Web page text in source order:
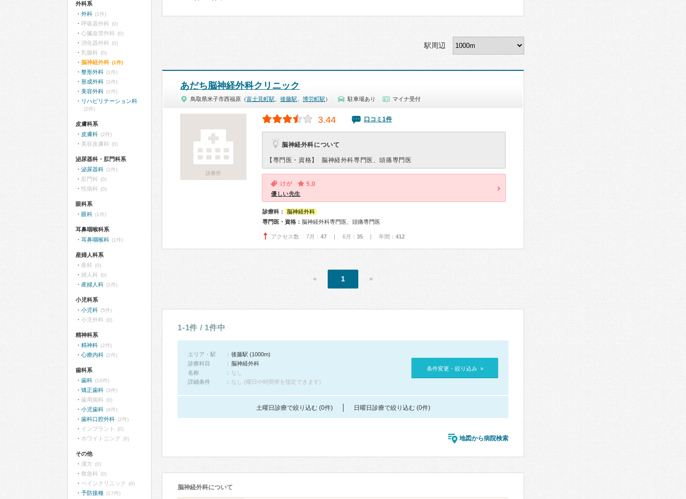
駅周辺
あだち脳神経外科クリニック
鳥取県米子市西福原（富士見町駅 後藤駅 博労町駅 ） 駐車場あり マイナ受付
診療所
3.44 口コミ1件
脳神経外科について
【専門医・資格】 脳神経外科専門医、頭痛専門医
けが 5.0
優しい先生
診療科：
脳神経外科
専門医・資格： 脳神経外科専門医、頭痛専門医
アクセス数 7月： 47 | 6月： 35 | 年間： 412
« 1 »
1-1件 / 1件中
エリア・駅
後藤駅 (1000m)
診療科目
脳神経外科
名称
なし
詳細条件
なし (曜日や時間帯を指定できます)
条件変更・絞り込み »
土曜日診療で絞り込む (0件) 日曜日診療で絞り込む (0件)
地図から病院検索
脳神経外科について
外科系
外科 (1件)
呼吸器外科 (0)
心臓血管外科 (0)
消化器外科 (0)
乳腺科 (0)
脳神経外科 (1件)
整形外科 (1件)
形成外科 (1件)
美容外科 (1件)
リハビリテーション科
(2件)
皮膚科系
皮膚科 (2件)
美容皮膚科 (0)
泌尿器科・肛門科系
泌尿器科 (1件)
肛門科 (0)
性病科 (0)
眼科系
眼科 (1件)
耳鼻咽喉科系
耳鼻咽喉科 (1件)
産婦人科系
産科 (0)
婦人科 (0)
産婦人科 (1件)
小児科系
小児科 (5件)
小児外科 (0)
精神科系
精神科 (2件)
心療内科 (2件)
歯科系
歯科 (10件)
矯正歯科 (3件)
歯周病科 (0)
小児歯科 (4件)
歯科口腔外科 (2件)
インプラント (0)
ホワイトニング (0)
その他
漢方 (0)
救急科 (0)
ペインクリニック (0)
予防接種 (17件)